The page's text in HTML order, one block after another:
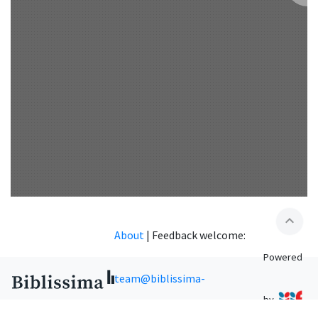
expand_less
About | Feedback welcome:
team@biblissima-
Powered
by